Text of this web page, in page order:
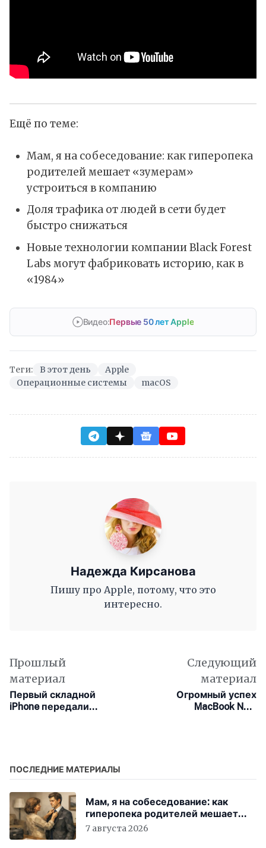
Ещё по теме:
Мам, я на собеседование: как гиперопека
родителей мешает «зумерам»
устроиться в компанию
Доля трафика от людей в сети будет
быстро снижаться
Новые технологии компании Black Forest
Labs могут фабриковать историю, как в
«1984»
Видео:Первые 50 лет Apple
Теги: В этот день
Apple
Операционные системы
macOS
Надежда Кирсанова
Пишу про Apple, потому, что это
интересно.
Прошлый
материал
Первый складной
iPhone передали
Следующий
материал
Огромный успех
MacBook Neo:
ПОСЛЕДНИЕ МАТЕРИАЛЫ
Мам, я на собеседование: как
гиперопека родителей мешает
«зумерам» устроиться в компанию
7 августа 2026